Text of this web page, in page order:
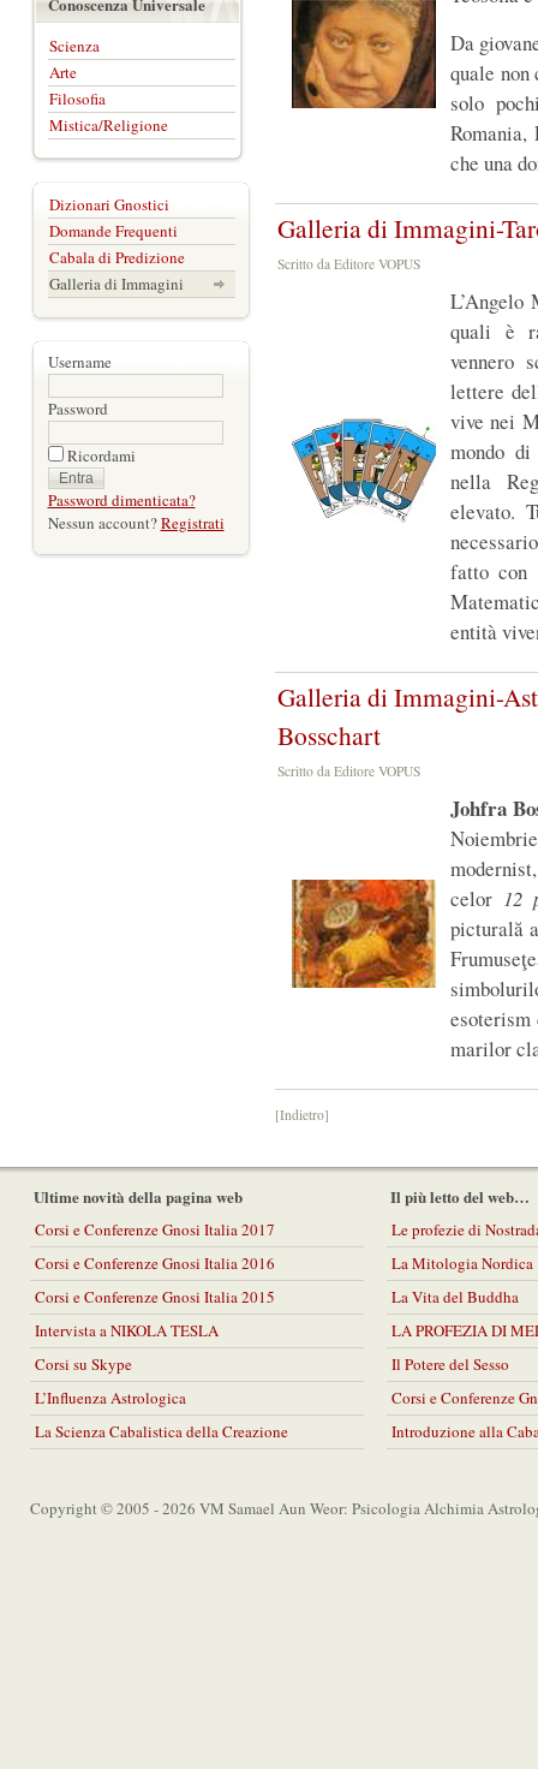
Da
quale
solo
Romania,
che una
Galleria di Immagini-
Scritto da Editore VOPUS
quali è
vennero
lettere
vive nei
mondo
nella
elevato.
fatto con
entità
Galleria di Immagini-
Bosschart
Scritto da Editore VOPUS
Johfra
celor 12
picturală
marilor
[Indietro]
Scienza
Arte
Filosofia
Mistica/Religione
Dizionari Gnostici
Domande Frequenti
Cabala di Predizione
Galleria di Immagini
Username
Password
Ricordami
Password dimenticata?
Nessun account?Registrati
Ultime novità della pagina web
Corsi e Conferenze Gnosi Italia 2017
Corsi e Conferenze Gnosi Italia 2016
Corsi e Conferenze Gnosi Italia 2015
Intervista a NIKOLA TESLA
Corsi su Skype
L’Influenza Astrologica
La Scienza Cabalistica della Creazione
Il più letto del web…
Le profezie di
La Mitologia Nordica
La Vita del Buddha
LA PROFEZIA DI
Il Potere del Sesso
Corsi e Conferenze
Introduzione alla
Copyright © 2005 - 2026 VM Samael Aun Weor: Psicologia Alchimia